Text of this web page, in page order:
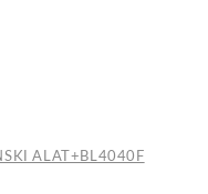
ALAT+BL4040F